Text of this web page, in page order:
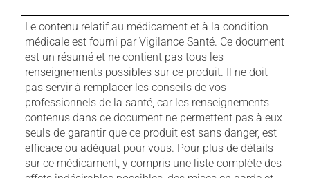
Le contenu relatif au médicament et à la condition
médicale est fourni par Vigilance Santé. Ce document
est un résumé et ne contient pas tous les
renseignements possibles sur ce produit. Il ne doit
pas servir à remplacer les conseils de vos
professionnels de la santé, car les renseignements
contenus dans ce document ne permettent pas à eux
seuls de garantir que ce produit est sans danger, est
efficace ou adéquat pour vous. Pour plus de détails
sur ce médicament, y compris une liste complète des